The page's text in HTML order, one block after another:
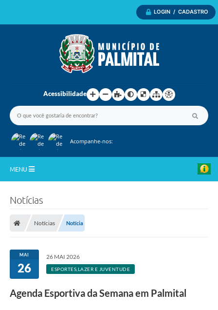
LOGIN / CADASTRO
Acessibilidade
Acompanhe-nos:
MENU
Departamentos
Câmara Municipal
Notícias
Notícias Notícia
MAI
26
26 MAI 2026
ESPORTES,LAZER E JUVENTUDE
Agenda Esportiva da Semana em Palmital